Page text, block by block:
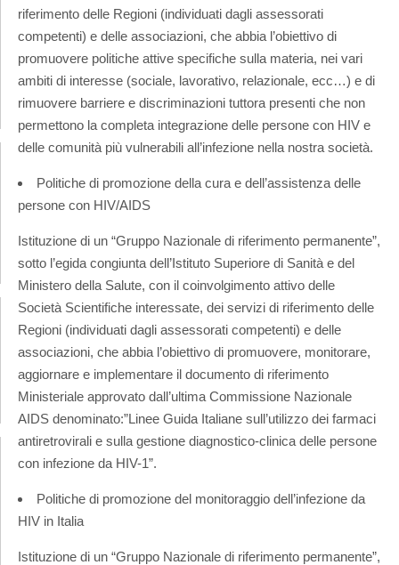
riferimento delle Regioni (individuati dagli assessorati
competenti) e delle associazioni, che abbia l’obiettivo di
promuovere politiche attive specifiche sulla materia, nei vari
ambiti di interesse (sociale, lavorativo, relazionale, ecc…) e di
rimuovere barriere e discriminazioni tuttora presenti che non
permettono la completa integrazione delle persone con HIV e
delle comunità più vulnerabili all’infezione nella nostra società.
Politiche di promozione della cura e dell’assistenza delle
persone con HIV/AIDS
Istituzione di un “Gruppo Nazionale di riferimento permanente”,
sotto l’egida congiunta dell’Istituto Superiore di Sanità e del
Ministero della Salute, con il coinvolgimento attivo delle
Società Scientifiche interessate, dei servizi di riferimento delle
Regioni (individuati dagli assessorati competenti) e delle
associazioni, che abbia l’obiettivo di promuovere, monitorare,
aggiornare e implementare il documento di riferimento
Ministeriale approvato dall’ultima Commissione Nazionale
AIDS denominato:”Linee Guida Italiane sull’utilizzo dei farmaci
antiretrovirali e sulla gestione diagnostico-clinica delle persone
con infezione da HIV-1”.
Politiche di promozione del monitoraggio dell’infezione da
HIV in Italia
Istituzione di un “Gruppo Nazionale di riferimento permanente”,